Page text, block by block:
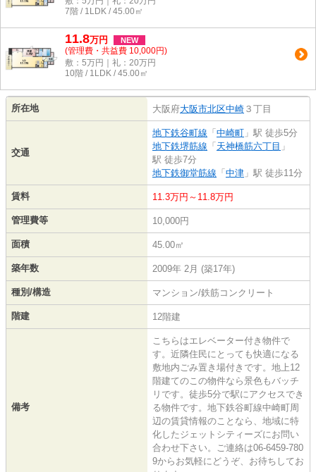
7階 / 1LDK / 45.00㎡
11.8万円 NEW
(管理費・共益費 10,000円)
敷：5万円｜礼：20万円
10階 / 1LDK / 45.00㎡
所在地 大阪府大阪市北区中崎 ３丁目
交通
地下鉄谷町線 「 中崎町 」駅 徒歩5分
地下鉄堺筋線 「 天神橋筋六丁目 」
駅 徒歩7分
地下鉄御堂筋線 「 中津 」駅 徒歩11分
賃料 11.3万円～11.8万円
管理費等 10,000円
面積 45.00㎡
築年数 2009年 2月 (築17年)
種別/構造 マンション/鉄筋コンクリート
階建 12階建
備考
こちらはエレベーター付き物件で
す。近隣住民にとっても快適になる
敷地内ごみ置き場付きです。地上12
階建てのこの物件なら景色もバッチ
リです。徒歩5分で駅にアクセスでき
る物件です。地下鉄谷町線中崎町周
辺の賃貸情報のことなら、地域に特
化したジェットシティーズにお問い
合わせ下さい。ご連絡は06-6459-780
9からお気軽にどうぞ、お待ちしてお